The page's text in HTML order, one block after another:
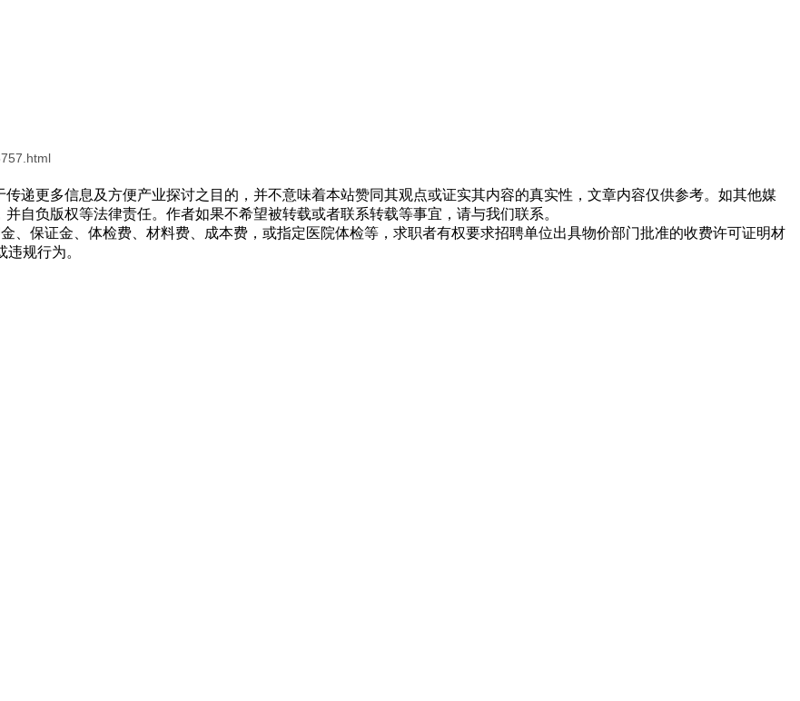
递更多信息及方便产业探讨之目的，并不意味着本站赞同其观点或证实其内容的真实性，文章内容仅供参考。如其他媒
自负版权等法律责任。作者如果不希望被转载或者联系转载等事宜，请与我们联系。
、保证金、体检费、材料费、成本费，或指定医院体检等，求职者有权要求招聘单位出具物价部门批准的收费许可证明材
规行为。